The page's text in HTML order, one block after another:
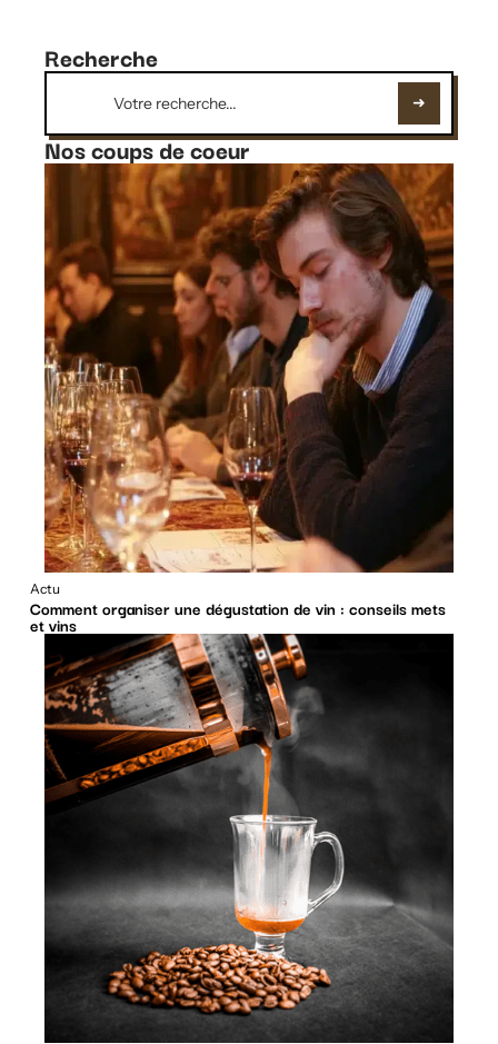
Recherche
Nos coups de coeur
Actu
Comment organiser une dégustation de vin : conseils mets
et vins